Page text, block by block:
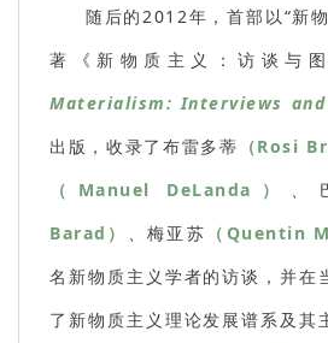
随后的2012年，首部以“新
著《新物质主义：访谈与
Materialism: Interviews and
出版，收录了布雷多蒂 （Rosi
（Manuel DeLanda） 、
Barad） 、梅亚苏 （Quentin
名新物质主义学者的访谈，并在
了新物质主义理论发展谱系及其